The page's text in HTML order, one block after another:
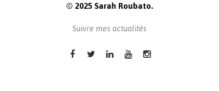
© 2025 Sarah Roubato.
Suivre mes actualités